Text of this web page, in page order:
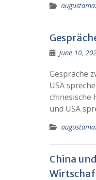
June 10,
Gespräche
USA
chinesische
und USA
China